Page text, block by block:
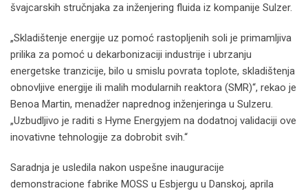
švajcarskih stručnjaka za inženjering fluida iz kompanije Sulzer.
„Skladištenje energije uz pomoć rastopljenih soli je primamljiva
prilika za pomoć u dekarbonizaciji industrije i ubrzanju
energetske tranzicije, bilo u smislu povrata toplote, skladištenja
obnovljive energije ili malih modularnih reaktora (SMR)“, rekao je
Benoa Martin, menadžer naprednog inženjeringa u Sulzeru.
„Uzbudljivo je raditi s Hyme Energyjem na dodatnoj validaciji ove
inovativne tehnologije za dobrobit svih.“
Saradnja je usledila nakon uspešne inauguracije
demonstracione fabrike MOSS u Esbjergu u Danskoj, aprila